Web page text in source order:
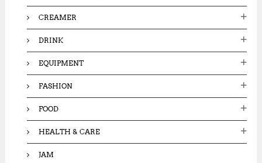
CREAMER
DRINK
EQUIPMENT
FASHION
FOOD
HEALTH & CARE
JAM